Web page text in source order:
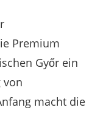
Premium
Győr ein
von
macht die